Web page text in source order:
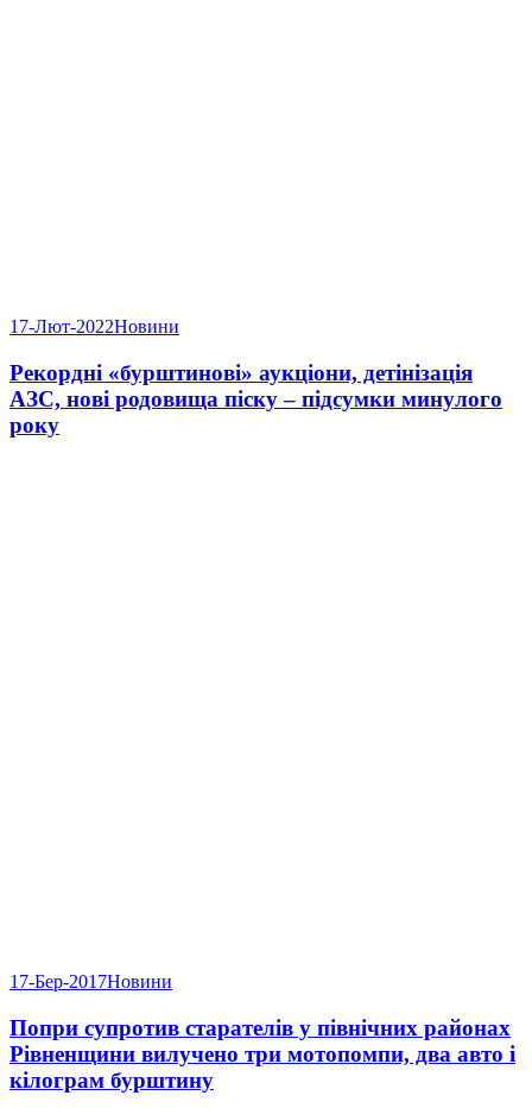
17-Лют-2022Новини
Рекордні «бурштинові» аукціони, детінізація
АЗС, нові родовища піску – підсумки минулого
року
17-Бер-2017Новини
Попри супротив старателів у північних районах
Рівненщини вилучено три мотопомпи, два авто і
кілограм бурштину